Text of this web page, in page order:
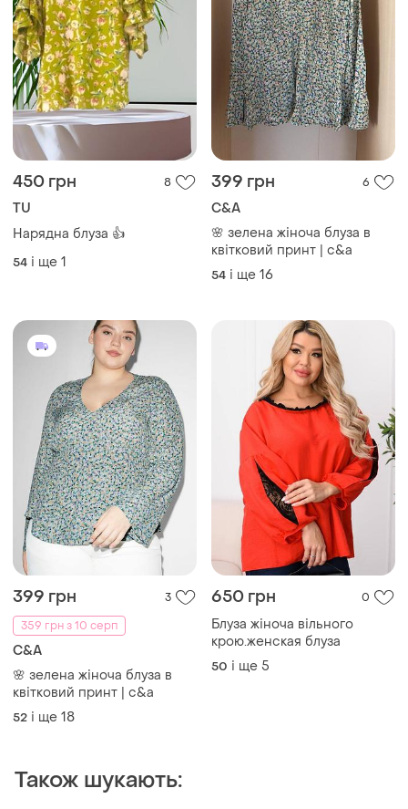
450 грн 8
TU
Нарядна блуза 👍
54 і ще 1
399 грн 6
C&A
🌸 зелена жіноча блуза в
квітковий принт | c&a
54 і ще 16
399 грн
3
359 грн з 10 серп
C&A
🌸 зелена жіноча блуза в
квітковий принт | c&a
52 і ще 18
650 грн 0
Блуза жіноча вільного
крою.женская блуза
50 і ще 5
Також шукають: